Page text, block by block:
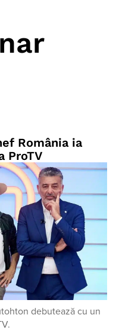
România ia
ProTV
debutează cu un